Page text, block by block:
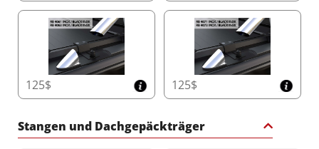
Doppeldrainagesystem mit Anti-Blatt-
Technologie
Halten Sie Ihre Ladefläche trocken und
funktionsfähig mit dem Doppeldrainagesystem
Φ20. Mit Anti-Blatt-Technologie und doppelten
Überlaufkanälen ausgestattet, bewältigt es bis
extremen Wetterbedingungen für zuverlässige
Leistung.
125$ 125$
Stangen und Dachgepäckträger